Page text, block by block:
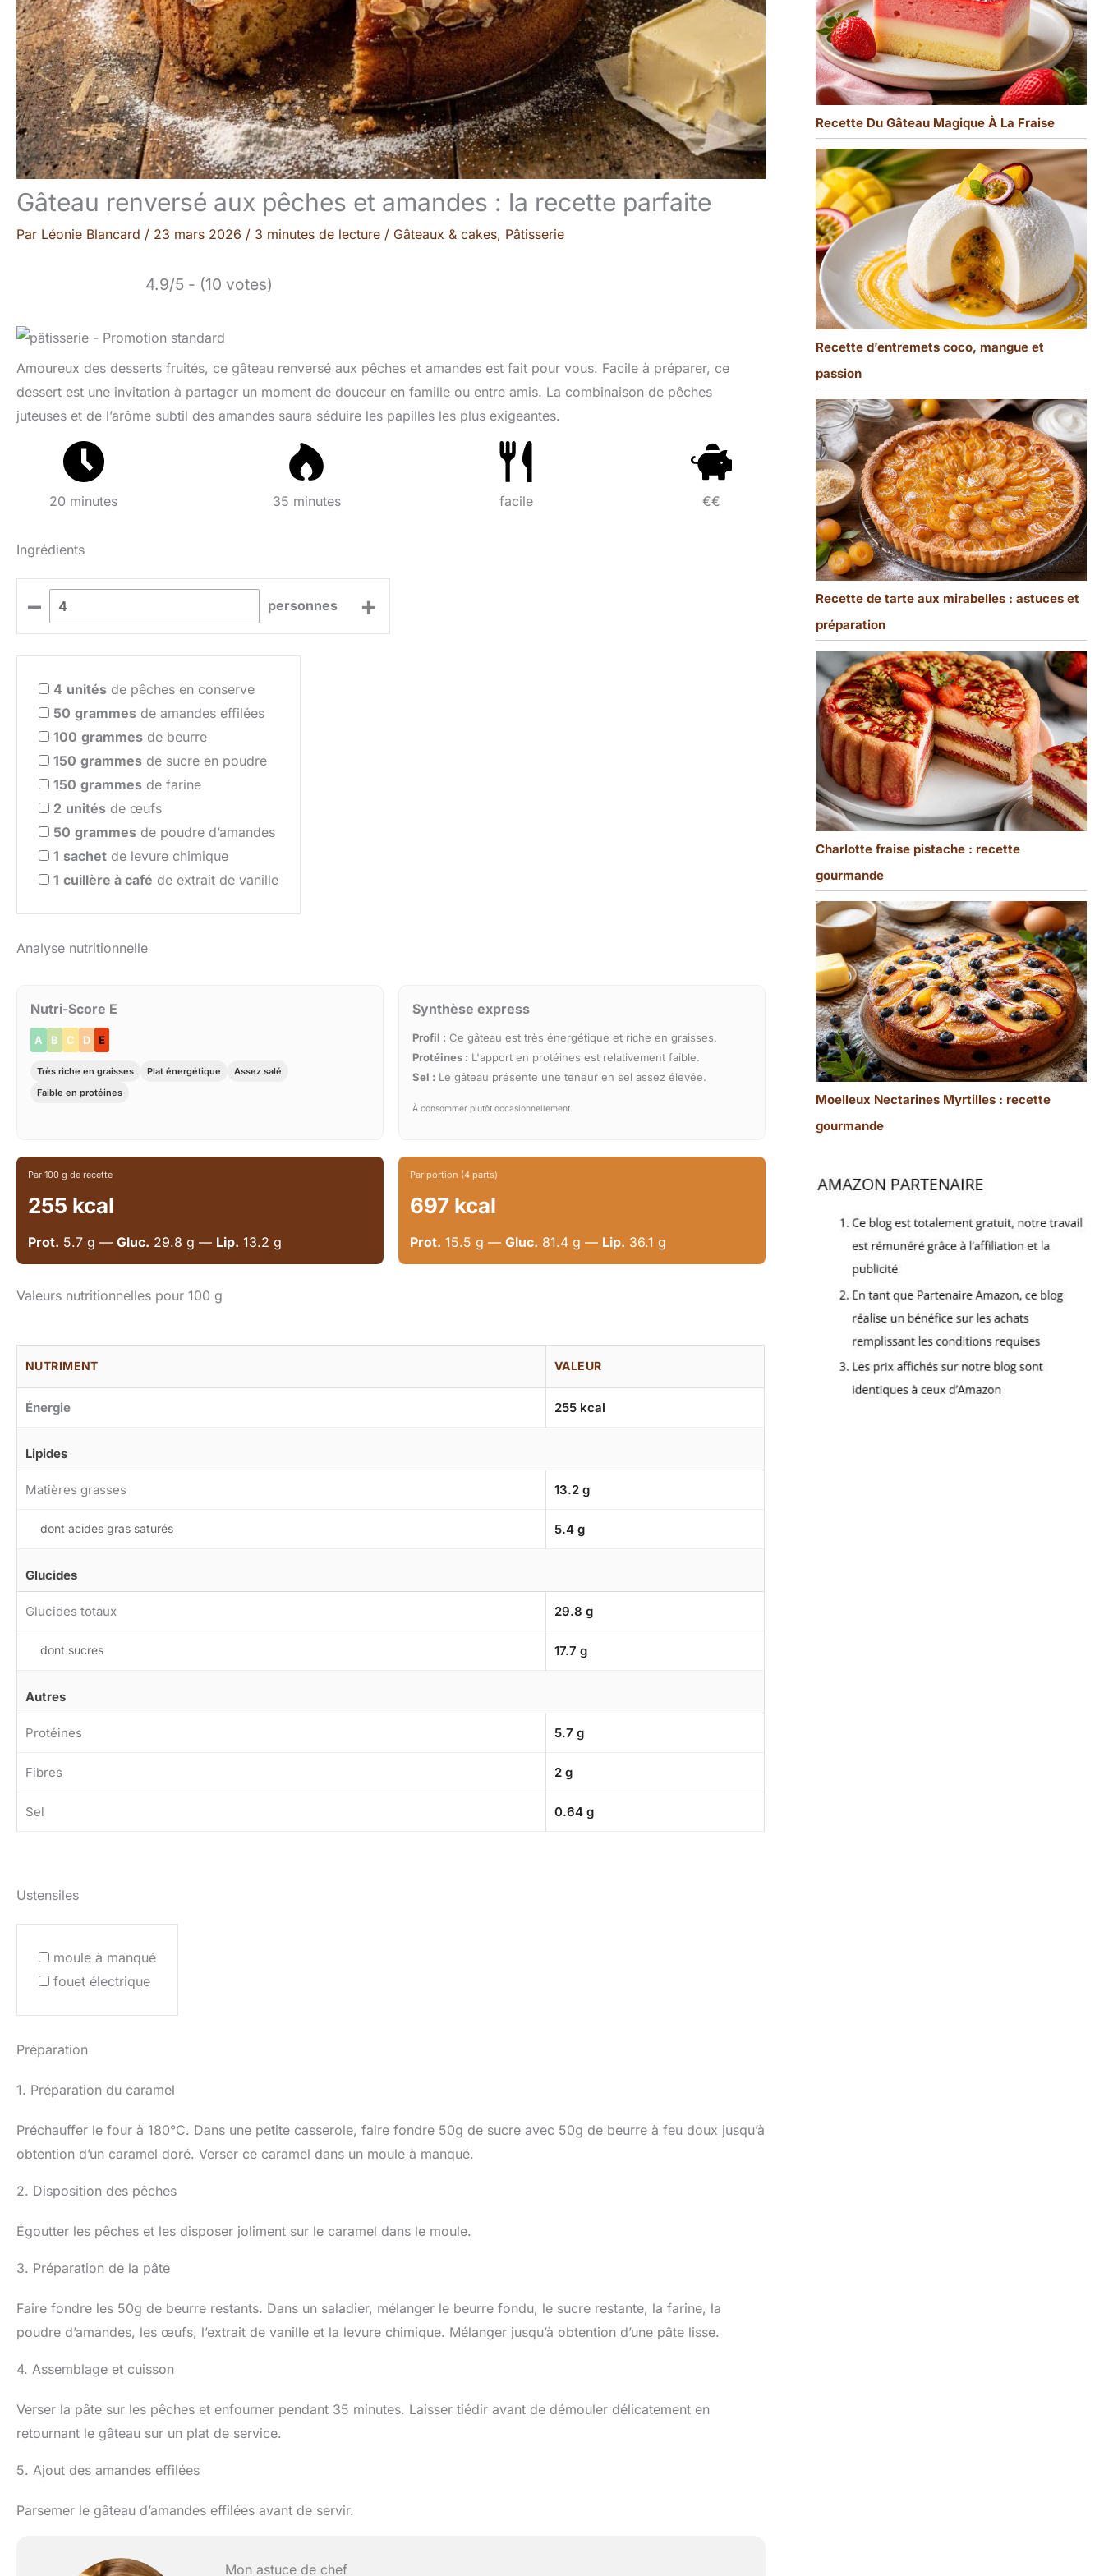
Gâteau renversé aux pêches et amandes : la recette parfaite
Par Léonie Blancard / 23 mars 2026 / 3 minutes de lecture / Gâteaux & cakes, Pâtisserie
4.9/5 - (10 votes)
Amoureux des desserts fruités, ce gâteau renversé aux pêches et amandes est fait pour vous. Facile à préparer, ce
dessert est une invitation à partager un moment de douceur en famille ou entre amis. La combinaison de pêches
juteuses et de l’arôme subtil des amandes saura séduire les papilles les plus exigeantes.
20 minutes 35 minutes facile €€
Ingrédients
– personnes +
4 unités de pêches en conserve
50 grammes de amandes effilées
100 grammes de beurre
150 grammes de sucre en poudre
150 grammes de farine
2 unités de œufs
50 grammes de poudre d’amandes
1 sachet de levure chimique
1 cuillère à café de extrait de vanille
Analyse nutritionnelle
Nutri-Score E
A B C D E
Très riche en graisses Plat énergétique
Assez salé
Faible en protéines
Synthèse express
Profil : Ce gâteau est très énergétique et riche en graisses.
Protéines : L'apport en protéines est relativement faible.
Sel : Le gâteau présente une teneur en sel assez élevée.
À consommer plutôt occasionnellement.
Par 100 g de recette
255 kcal
Prot. 5.7 g — Gluc. 29.8 g — Lip. 13.2 g
Par portion (4 parts)
697 kcal
Prot. 15.5 g —Gluc. 81.4 g — Lip. 36.1 g
Valeurs nutritionnelles pour 100 g
NUTRIMENT VALEUR
Énergie 255 kcal
Lipides
Matières grasses 13.2 g
dont acides gras saturés 5.4 g
Glucides
Glucides totaux 29.8 g
dont sucres 17.7 g
Autres
Protéines 5.7 g
Fibres 2 g
Sel 0.64 g
Ustensiles
moule à manqué
fouet électrique
Préparation
1. Préparation du caramel
Préchauffer le four à 180°C. Dans une petite casserole, faire fondre 50g de sucre avec 50g de beurre à feu doux jusqu’à
obtention d’un caramel doré. Verser ce caramel dans un moule à manqué.
2. Disposition des pêches
Égoutter les pêches et les disposer joliment sur le caramel dans le moule.
3. Préparation de la pâte
Faire fondre les 50g de beurre restants. Dans un saladier, mélanger le beurre fondu, le sucre restante, la farine, la
poudre d’amandes, les œufs, l’extrait de vanille et la levure chimique. Mélanger jusqu’à obtention d’une pâte lisse.
4. Assemblage et cuisson
Verser la pâte sur les pêches et enfourner pendant 35 minutes. Laisser tiédir avant de démouler délicatement en
retournant le gâteau sur un plat de service.
5. Ajout des amandes effilées
Parsemer le gâteau d’amandes effilées avant de servir.
Mon astuce de chef
Recette Du Gâteau Magique À La Fraise
Recette d’entremets coco, mangue et
passion
Recette de tarte aux mirabelles : astuces et
préparation
Charlotte fraise pistache : recette
gourmande
Moelleux Nectarines Myrtilles : recette
gourmande